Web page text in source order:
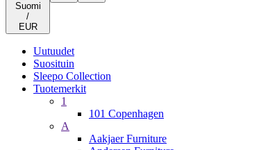
Suomi
/
EUR
Uutuudet
Suosituin
Sleepo Collection
Tuotemerkit
1
101 Copenhagen
A
Aakjaer Furniture